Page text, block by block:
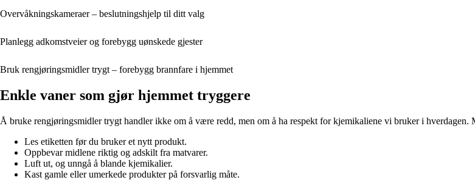
Overvåkningskameraer – beslutningshjelp til ditt valg
Planlegg adkomstveier og forebygg uønskede gjester
Bruk rengjøringsmidler trygt – forebygg brannfare i hjemmet
Enkle vaner som gjør hjemmet tryggere
Å bruke rengjøringsmidler trygt handler ikke om å være redd, men om å ha respekt for kjemikaliene vi bruker i
Les etiketten før du bruker et nytt produkt.
Oppbevar midlene riktig og adskilt fra matvarer.
Luft ut, og unngå å blande kjemikalier.
Kast gamle eller umerkede produkter på forsvarlig måte.